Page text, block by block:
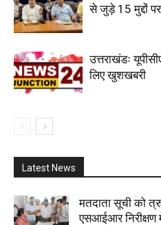
से जुड़े 15 मुद्दों
उत्तराखंडः
लिए खुशखबरी
Latest News
मतदाता सूची को
एसआईआर निरीक्षण